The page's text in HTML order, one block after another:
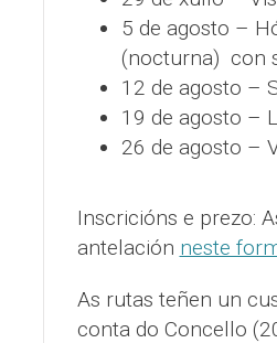
5 de agosto –
(nocturna) con
12 de agosto –
19 de agosto –
26 de agosto –
Inscricións e prezo:
antelación neste
As rutas teñen un
conta do Concello